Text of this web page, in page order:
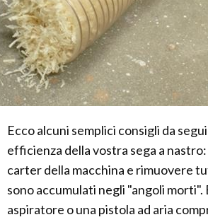
Ecco alcuni semplici consigli da
efficienza della vostra sega a
carter della macchina e rimuovere
sono accumulati negli "angoli morti".
aspiratore o una pistola ad aria